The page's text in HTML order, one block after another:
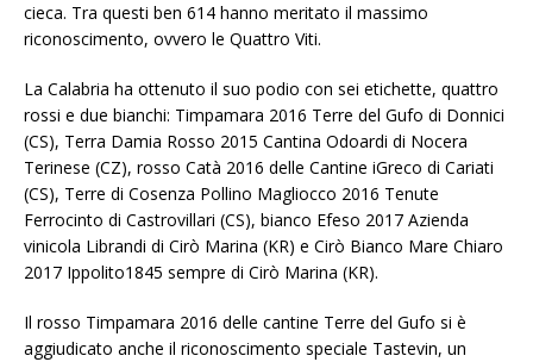
cieca. Tra questi ben 614 hanno meritato il massimo
riconoscimento, ovvero le Quattro Viti.
La Calabria ha ottenuto il suo podio con sei etichette, quattro
rossi e due bianchi: Timpamara 2016 Terre del Gufo di Donnici
(CS), Terra Damia Rosso 2015 Cantina Odoardi di Nocera
Terinese (CZ), rosso Catà 2016 delle Cantine iGreco di Cariati
(CS), Terre di Cosenza Pollino Magliocco 2016 Tenute
Ferrocinto di Castrovillari (CS), bianco Efeso 2017 Azienda
vinicola Librandi di Cirò Marina (KR) e Cirò Bianco Mare Chiaro
2017 Ippolito1845 sempre di Cirò Marina (KR).
Il rosso Timpamara 2016 delle cantine Terre del Gufo si è
aggiudicato anche il riconoscimento speciale Tastevin, un